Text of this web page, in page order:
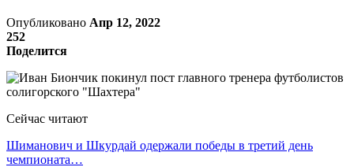
Опубликовано Апр 12, 2022
252
Поделится
Сейчас читают
Шиманович и Шкурдай одержали победы в третий день
чемпионата…